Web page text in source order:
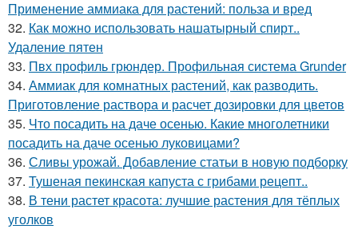
Применение аммиака для растений: польза и вред
32. Как можно использовать нашатырный спирт..
Удаление пятен
33. Пвх профиль грюндер. Профильная система Grunder
34. Аммиак для комнатных растений, как разводить.
Приготовление раствора и расчет дозировки для цветов
35. Что посадить на даче осенью. Какие многолетники
посадить на даче осенью луковицами?
36. Сливы урожай. Добавление статьи в новую подборку
37. Тушеная пекинская капуста с грибами рецепт..
38. В тени растет красота: лучшие растения для тёплых
уголков